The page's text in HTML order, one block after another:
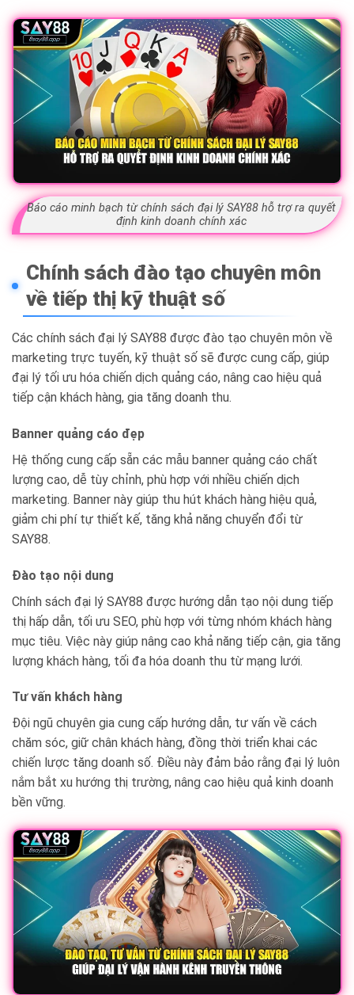
Báo cáo minh bạch từ chính sách đại lý SAY88 hỗ trợ ra quyết
định kinh doanh chính xác
Chính sách đào tạo chuyên môn
về tiếp thị kỹ thuật số
Các chính sách đại lý SAY88 được đào tạo chuyên môn về
marketing trực tuyến, kỹ thuật số sẽ được cung cấp, giúp
đại lý tối ưu hóa chiến dịch quảng cáo, nâng cao hiệu quả
tiếp cận khách hàng, gia tăng doanh thu.
Banner quảng cáo đẹp
Hệ thống cung cấp sẵn các mẫu banner quảng cáo chất
lượng cao, dễ tùy chỉnh, phù hợp với nhiều chiến dịch
marketing. Banner này giúp thu hút khách hàng hiệu quả,
giảm chi phí tự thiết kế, tăng khả năng chuyển đổi từ
SAY88.
Đào tạo nội dung
Chính sách đại lý SAY88 được hướng dẫn tạo nội dung tiếp
thị hấp dẫn, tối ưu SEO, phù hợp với từng nhóm khách hàng
mục tiêu. Việc này giúp nâng cao khả năng tiếp cận, gia tăng
lượng khách hàng, tối đa hóa doanh thu từ mạng lưới.
Tư vấn khách hàng
Đội ngũ chuyên gia cung cấp hướng dẫn, tư vấn về cách
chăm sóc, giữ chân khách hàng, đồng thời triển khai các
chiến lược tăng doanh số. Điều này đảm bảo rằng đại lý luôn
nắm bắt xu hướng thị trường, nâng cao hiệu quả kinh doanh
bền vững.